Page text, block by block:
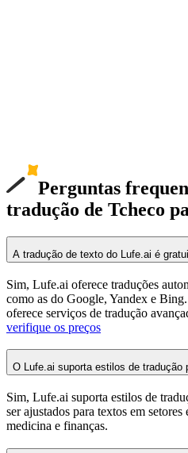
Perguntas
tradução de Tcheco
A tradução de texto do Lufe.ai é
Sim, Lufe.ai oferece traduções
como as do Google, Yandex e
oferece serviços de tradução
verifique os preços
O Lufe.ai suporta estilos de tradução
Sim, Lufe.ai suporta estilos de
ser ajustados para textos em
medicina e finanças.